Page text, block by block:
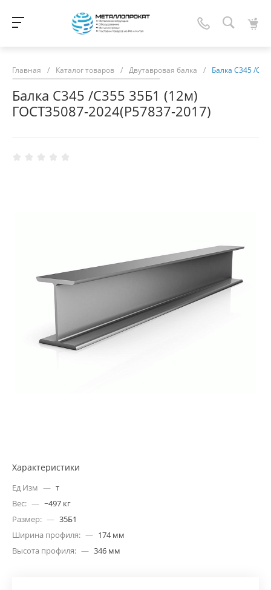
Главная / Каталог товаров / Двутавровая балка / Балка С345 /
Балка С345 /С355 35Б1 (12м)
ГОСТ35087-2024(Р57837-2017)
Характеристики
Ед Изм — т
Вес: — ~497 кг
Размер: — 35Б1
Ширина профиля: — 174 мм
Высота профиля: — 346 мм